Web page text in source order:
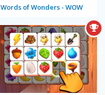
Words of Wonders - WOW